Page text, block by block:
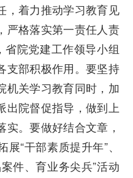
，着力推动学习教育见
严格落实第一责任人责
省院党建工作领导小组
支部积极作用。要坚持
机关学习教育同时，加
出院督促指导，做到上
实。要做好结合文章，
“干部素质提升年”、
件、育业务尖兵”活动